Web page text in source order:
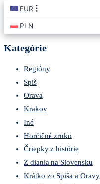
Kategórie
Regióny
Spiš
Orava
Krakov
Iné
Horčičné zrnko
Čriepky z histórie
Z diania na Slovensku
Krátko zo Spiša a Oravy